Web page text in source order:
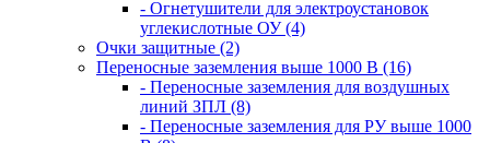
- Огнетушители для электроустановок
углекислотные ОУ (4)
Очки защитные (2)
Переносные заземления выше 1000 В (16)
- Переносные заземления для воздушных
линий ЗПЛ (8)
- Переносные заземления для РУ выше 1000